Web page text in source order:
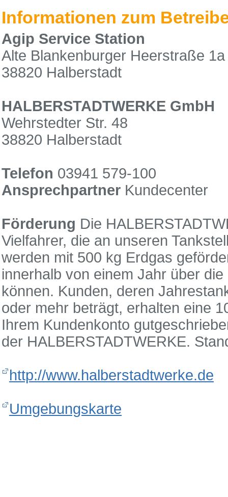
Informationen zum
Agip Service Station
Alte Blankenburger Heerstraße 1a
38820 Halberstadt
HALBERSTADTWERKE GmbH
Wehrstedter Str. 48
38820 Halberstadt
Telefon 03941 579-100
Ansprechpartner Kundecenter
Förderung Die
Vielfahrer, die an unseren
werden mit 500 kg Erdgas
innerhalb von einem Jahr über
können. Kunden, deren
oder mehr beträgt, erhalten eine
Ihrem Kundenkonto
der HALBERSTADTWERKE.
http://www.halberstadtwerke.de
Umgebungskarte